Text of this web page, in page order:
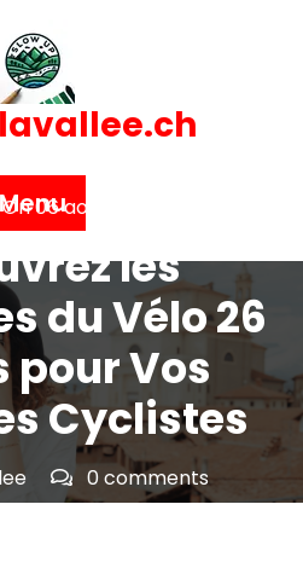
Menu06 août 2024
les
du Vélo 26
pour Vos
Cyclistes
0 comments